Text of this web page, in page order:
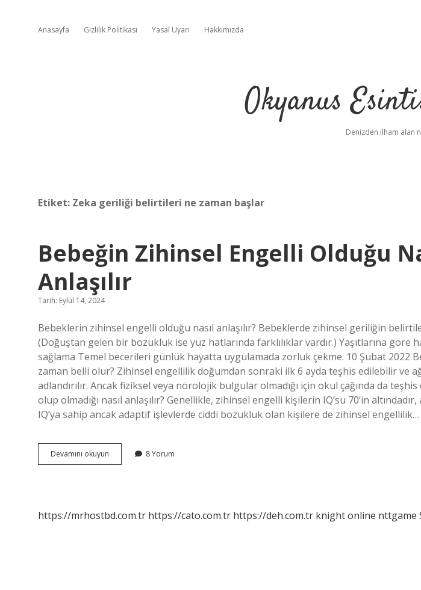
Anasayfa Gizlilik Politikası Yasal Uyarı Hakkımızda
Okyanus
Denizden ilham alan
Etiket: Zeka geriliği belirtileri ne zaman başlar
Bebeğin Zihinsel Engelli Olduğu
Anlaşılır
Tarih: Eylül 14, 2024
Bebeklerin zihinsel engelli olduğu nasıl anlaşılır? Bebeklerde zihinsel geriliğin
(Doğuştan gelen bir bozukluk ise yüz hatlarında farklılıklar vardır.) Yaşıtlarına göre
sağlama Temel becerileri günlük hayatta uygulamada zorluk çekme. 10 Şubat 2022
zaman belli olur? Zihinsel engellilik doğumdan sonraki ilk 6 ayda teşhis edilebilir ve
adlandırılır. Ancak fiziksel veya nörolojik bulgular olmadığı için okul çağında da
olup olmadığı nasıl anlaşılır? Genellikle, zihinsel engelli kişilerin IQ’su 70’in
IQ’ya sahip ancak adaptif işlevlerde ciddi bozukluk olan kişilere de zihinsel engellilik…
Devamını okuyun Bebeğin
Zihinsel
8 Yorum
https://mrhostbd.com.tr https://cato.com.tr https://deh.com.tr knight online nttgame